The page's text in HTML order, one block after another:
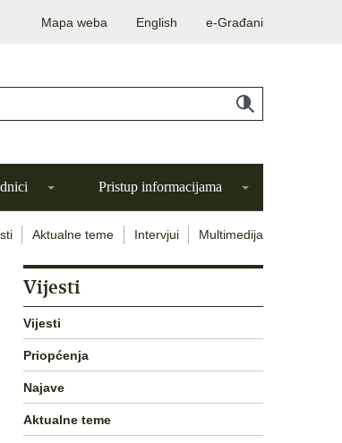
Mapa weba English e-Građani
Pristup informacijama
Aktualne teme Intervjui Multimedija
Vijesti
Vijesti
Priopćenja
Najave
Aktualne teme